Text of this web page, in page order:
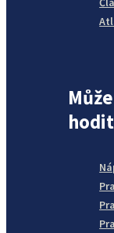
hodit